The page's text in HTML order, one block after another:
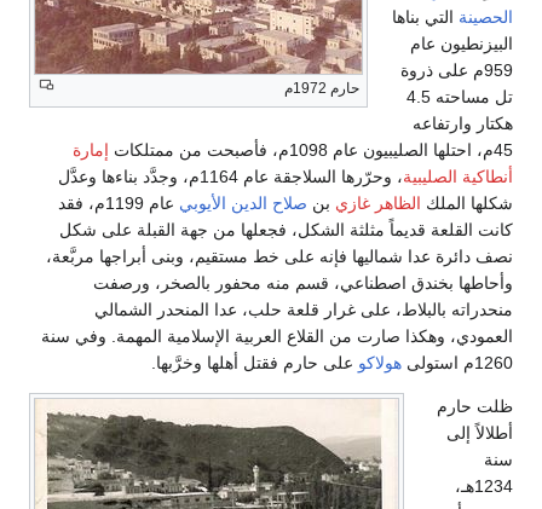
حارم 1972م
بناها
ذروة
إمارة
، وحرّرها السلاجقة عام 1164م، وجدَّد بناءها وعدَّل
الظاهر غازيبنصلاح الدين الأيوبي
عام 1199م، فقد
قديماً مثلثة الشكل، فجعلها من جهة القبلة على شكل
شماليها فإنه على خط مستقيم، وبنى أبراجها مربَّعة،
اصطناعي، قسم منه محفور بالصخر، ورصفت
على غرار قلعة حلب، عدا المنحدر الشمالي
صارت من القلاع العربية الإسلامية المهمة. وفي سنة
هولاكوعلى حارم فقتل أهلها وخرَّبها.